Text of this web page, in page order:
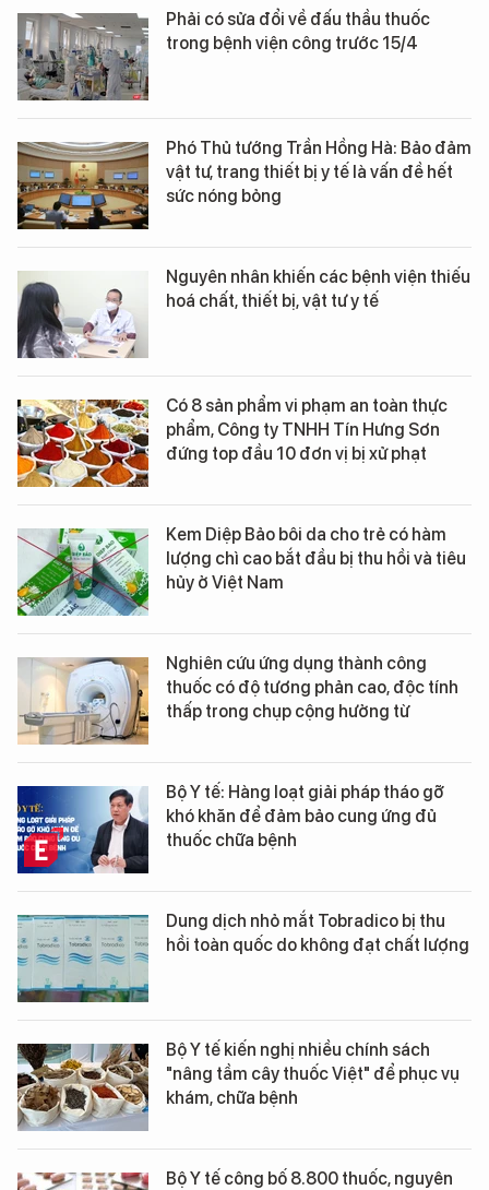
Phải có sửa đổi về đấu thầu thuốc
trong bệnh viện công trước 15/4
Phó Thủ tướng Trần Hồng Hà: Bảo đảm
vật tư, trang thiết bị y tế là vấn đề hết
sức nóng bỏng
Nguyên nhân khiến các bệnh viện thiếu
hoá chất, thiết bị, vật tư y tế
Có 8 sản phẩm vi phạm an toàn thực
phẩm, Công ty TNHH Tín Hưng Sơn
đứng top đầu 10 đơn vị bị xử phạt
Kem Diệp Bảo bôi da cho trẻ có hàm
lượng chì cao bắt đầu bị thu hồi và tiêu
hủy ở Việt Nam
Nghiên cứu ứng dụng thành công
thuốc có độ tương phản cao, độc tính
thấp trong chụp cộng hưởng từ
Bộ Y tế: Hàng loạt giải pháp tháo gỡ
khó khăn để đảm bảo cung ứng đủ
thuốc chữa bệnh
Dung dịch nhỏ mắt Tobradico bị thu
hồi toàn quốc do không đạt chất lượng
Bộ Y tế kiến nghị nhiều chính sách
"nâng tầm cây thuốc Việt" để phục vụ
khám, chữa bệnh
Bộ Y tế công bố 8.800 thuốc, nguyên